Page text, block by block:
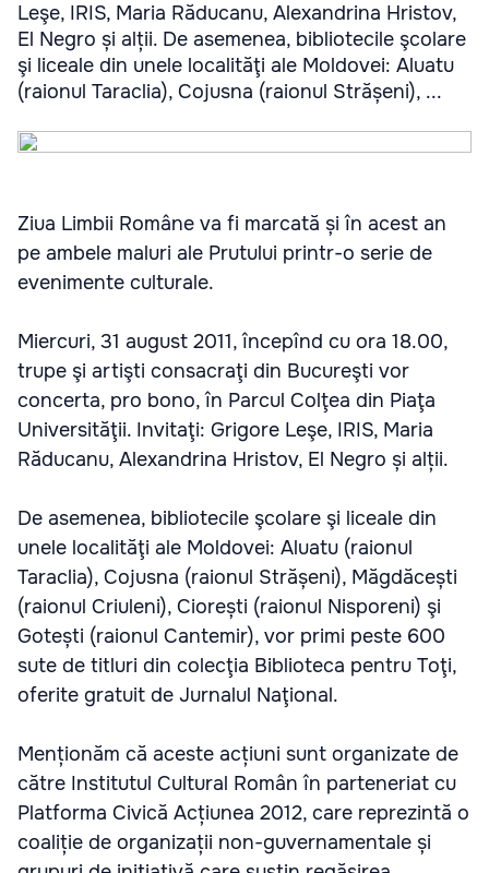
Leşe, IRIS, Maria Răducanu, Alexandrina Hristov,
El Negro și alții. De asemenea, bibliotecile şcolare
şi liceale din unele localităţi ale Moldovei: Aluatu
(raionul Taraclia), Cojusna (raionul Strășeni), ...
Ziua Limbii Române va fi marcată și în acest an
pe ambele maluri ale Prutului printr-o serie de
evenimente culturale.
Miercuri, 31 august 2011, începînd cu ora 18.00,
trupe şi artişti consacraţi din Bucureşti vor
concerta, pro bono, în Parcul Colţea din Piaţa
Universităţii. Invitaţi: Grigore Leşe, IRIS, Maria
Răducanu, Alexandrina Hristov, El Negro și alții.
De asemenea, bibliotecile şcolare şi liceale din
unele localităţi ale Moldovei: Aluatu (raionul
Taraclia), Cojusna (raionul Strășeni), Măgdăcești
(raionul Criuleni), Ciorești (raionul Nisporeni) şi
Gotești (raionul Cantemir), vor primi peste 600
sute de titluri din colecţia Biblioteca pentru Toţi,
oferite gratuit de Jurnalul Naţional.
Menționăm că aceste acțiuni sunt organizate de
către Institutul Cultural Român în parteneriat cu
Platforma Civică Acțiunea 2012, care reprezintă o
coaliție de organizații non-guvernamentale și